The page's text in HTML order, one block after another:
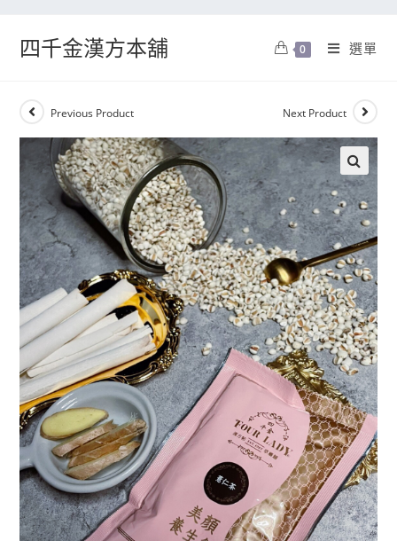
四千金漢方本舖 0 選單
Previous Product Next Product